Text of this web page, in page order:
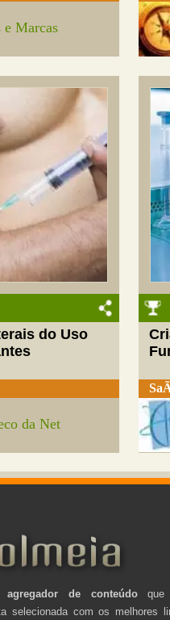
e Marcas
do Uso
da Net
agregador de conteúdoque
selecionada com os melhores